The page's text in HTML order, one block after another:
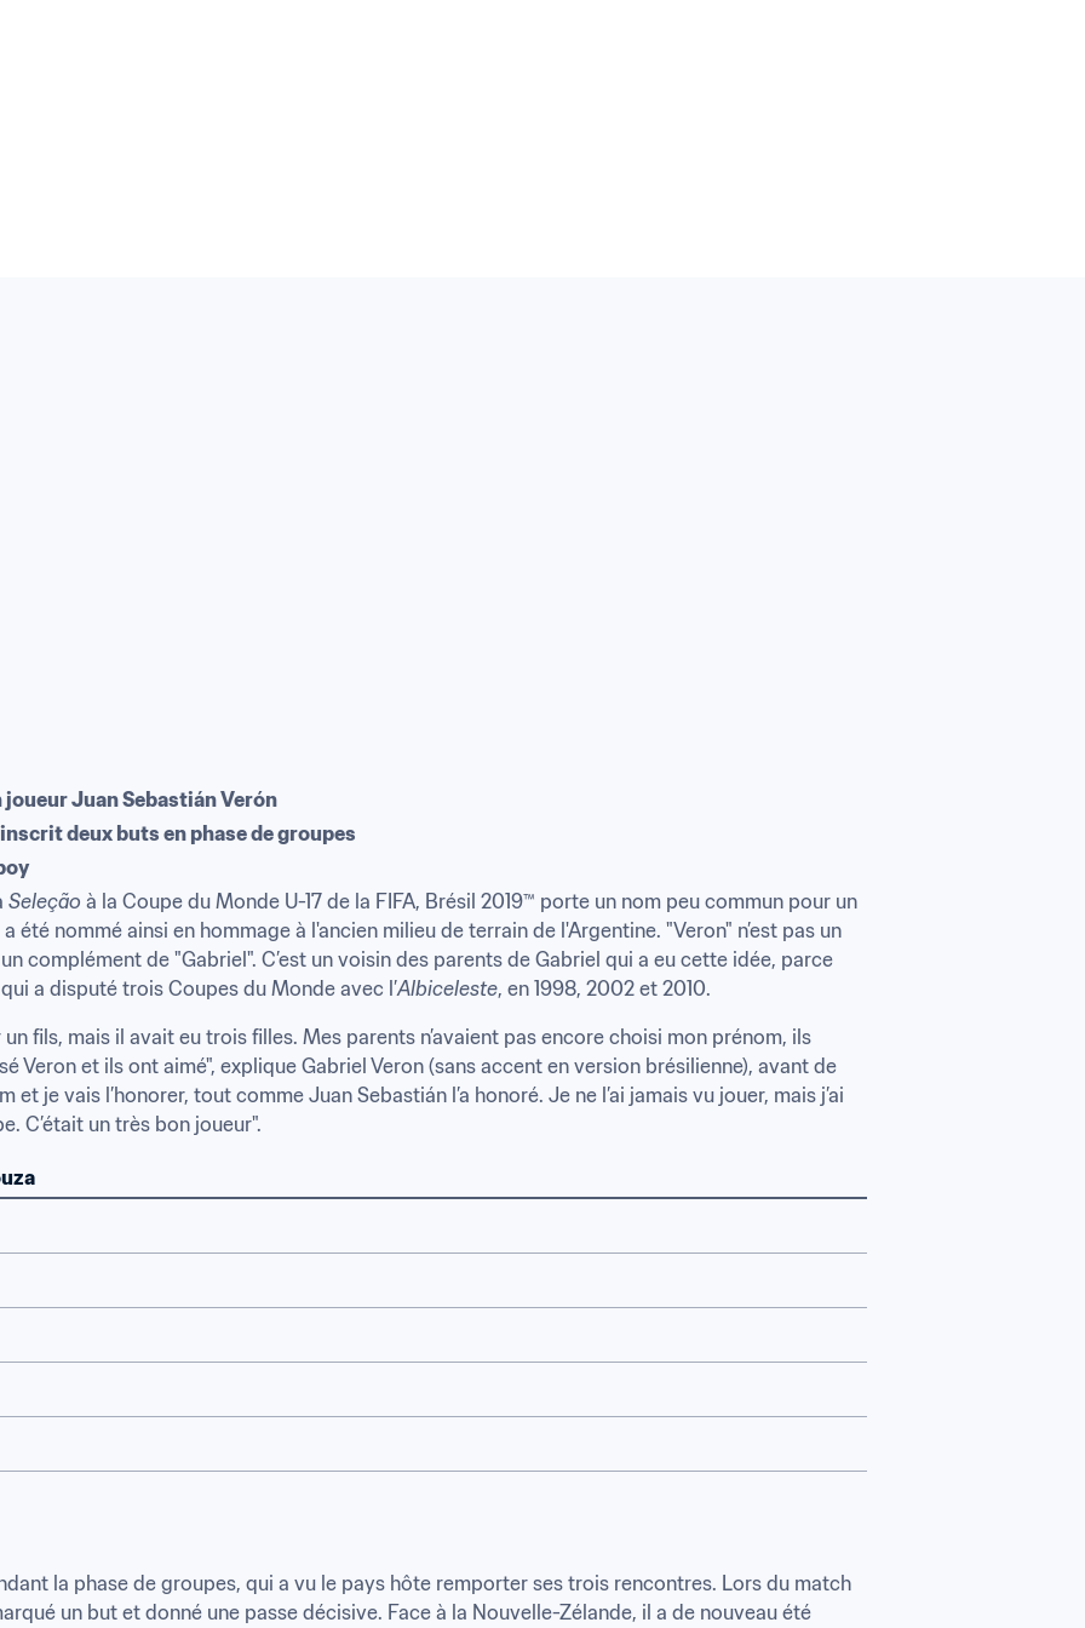
joueur Juan Sebastián Verón
deux buts en phase de groupes
Seleção à la Coupe du Monde U-17 de la FIFA, Brésil 2019™ porte un nom peu commun pour un
été nommé ainsi en hommage à l'ancien milieu de terrain de l'Argentine. "Veron" n’est pas un
complément de "Gabriel". C’est un voisin des parents de Gabriel qui a eu cette idée, parce
a disputé trois Coupes du Monde avec l’Albiceleste, en 1998, 2002 et 2010.
fils, mais il avait eu trois filles. Mes parents n’avaient pas encore choisi mon prénom, ils
Veron et ils ont aimé", explique Gabriel Veron (sans accent en version brésilienne), avant de
et je vais l’honorer, tout comme Juan Sebastián l’a honoré. Je ne l’ai jamais vu jouer, mais j’ai
C’était un très bon joueur".
la phase de groupes, qui a vu le pays hôte remporter ses trois rencontres. Lors du match
un but et donné une passe décisive. Face à la Nouvelle-Zélande, il a de nouveau été